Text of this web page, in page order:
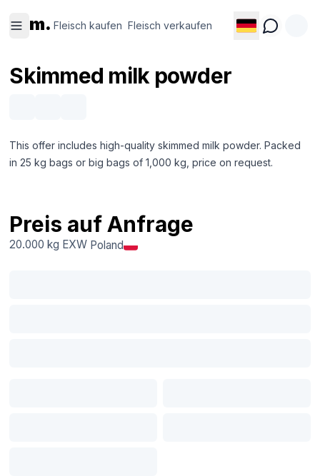
m. Fleisch kaufen Fleisch verkaufen
kaufen
verkaufen
Skimmed milk powder
This offer includes high-quality skimmed milk powder. Packed
in 25 kg bags or big bags of 1,000 kg, price on request.
Preis auf Anfrage
20.000 kg EXW Poland